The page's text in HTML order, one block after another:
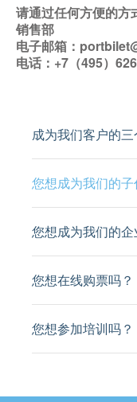
请通过任何方便的方
销售部
电子邮箱：
电话：+7（495）
成为我们客户的
您想成为我们的子
您想成为我们的企
您想在线购票吗？
您想参加培训吗？